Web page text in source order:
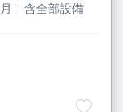
｜含全部設備